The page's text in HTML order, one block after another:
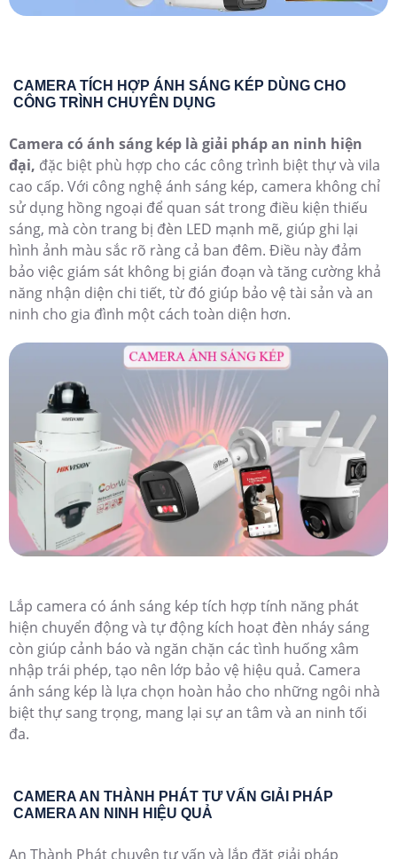
CAMERA CÓ ÁNH SÁNG KÉP GIÚP CHỐNG TRỘM
HIỆU QUẢ HƠN
Camera có ánh sáng kép với chức năng báo động
chống trộm là giải pháp an ninh hiệu quả, đặc biệt khi
giám sát vào ban đêm. Công nghệ ánh sáng kép kết hợp
giữa đèn hồng ngoại và đèn LED sáng, cho phép camera
ghi lại hình ảnh có màu sắc rõ nét ngay cả trong bóng
tối. Khi phát hiện chuyển động của con người, đèn nháy
sáng tự động kích hoạt, tạo hiệu ứng cảnh báo mạnh
mẽ, giúp ngăn chặn kẻ xâm nhập tiềm năng trước khi
xảy ra hành động trộm cắp. Đồng thời, chức năng báo
động sẽ gửi thông báo đến chủ nhà hoặc hệ thống quản
lý an ninh, đảm bảo kịp thời xử lý tình huống. Đây là giải
pháp lý tưởng cho các gia đình, cửa hàng và khu vực cần
giám sát an toàn, giúp bảo vệ tài sản và đảm bảo an ninh
24/7, ngay cả khi bạn không có mặt.
CAMERA TÍCH HỢP ÁNH SÁNG KÉP DÙNG CHO